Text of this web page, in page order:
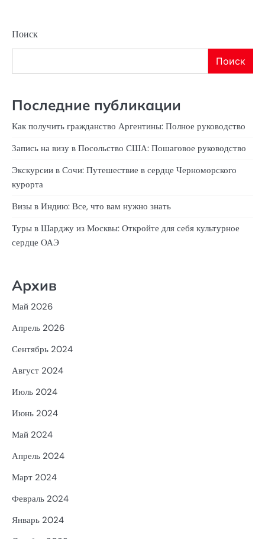
Поиск
Поиск
Последние публикации
Как получить гражданство Аргентины: Полное руководство
Запись на визу в Посольство США: Пошаговое руководство
Экскурсии в Сочи: Путешествие в сердце Черноморского
курорта
Визы в Индию: Все, что вам нужно знать
Туры в Шарджу из Москвы: Откройте для себя культурное
сердце ОАЭ
Архив
Май 2026
Апрель 2026
Сентябрь 2024
Август 2024
Июль 2024
Июнь 2024
Май 2024
Апрель 2024
Март 2024
Февраль 2024
Январь 2024